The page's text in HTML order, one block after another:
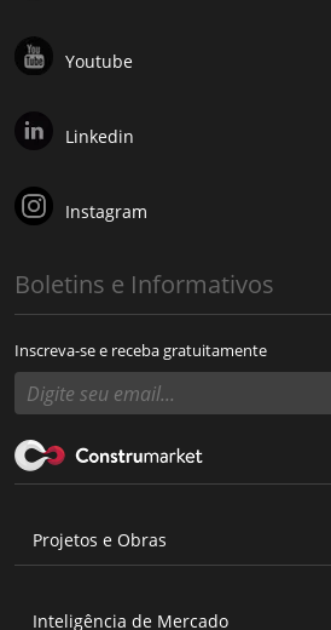
Youtube
Linkedin
Instagram
Boletins e Informativos
Inscreva-se e receba gratuitamente
Projetos e Obras
Inteligência de Mercado